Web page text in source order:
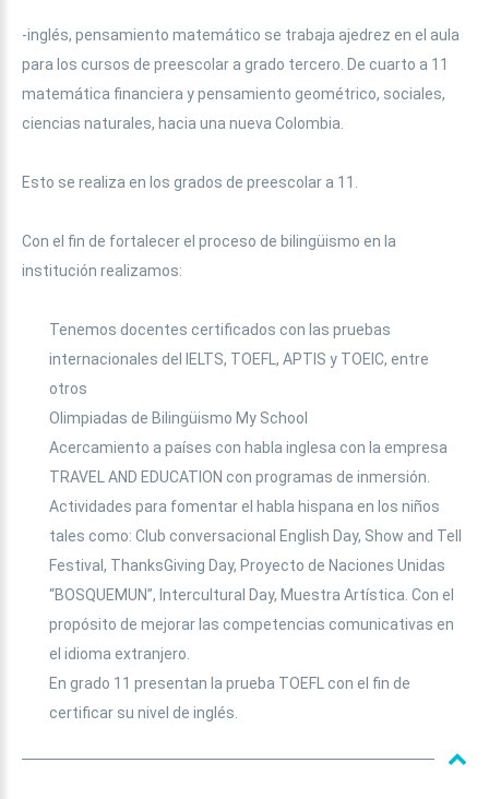
-inglés, pensamiento matemático se trabaja ajedrez en el aula
para los cursos de preescolar a grado tercero. De cuarto a 11
matemática financiera y pensamiento geométrico, sociales,
ciencias naturales, hacia una nueva Colombia.
Esto se realiza en los grados de preescolar a 11.
Con el fin de fortalecer el proceso de bilingüismo en la
institución realizamos:
Tenemos docentes certificados con las pruebas
internacionales del IELTS, TOEFL, APTIS y TOEIC, entre
otros
Olimpiadas de Bilingüismo My School
Acercamiento a países con habla inglesa con la empresa
TRAVEL AND EDUCATION con programas de inmersión.
Actividades para fomentar el habla hispana en los niños
tales como: Club conversacional English Day, Show and Tell
Festival, ThanksGiving Day, Proyecto de Naciones Unidas
“BOSQUEMUN”, Intercultural Day, Muestra Artística. Con el
propósito de mejorar las competencias comunicativas en
el idioma extranjero.
En grado 11 presentan la prueba TOEFL con el fin de
certificar su nivel de inglés.